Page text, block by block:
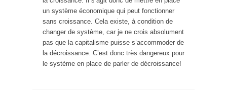
un système économique qui peut fonctionner
sans croissance. Cela existe, à condition de
changer de système, car je ne crois absolument
pas que la capitalisme puisse s’accommoder de
la décroissance. C’est donc très dangereux pour
le système en place de parler de décroissance!